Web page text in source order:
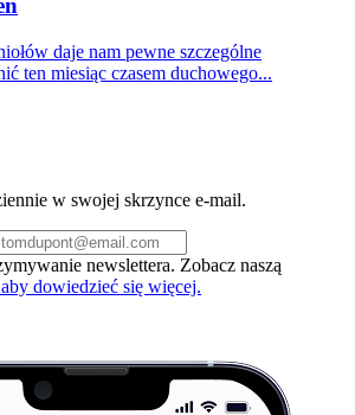
daje nam pewne szczególne
ten miesiąc czasem duchowego...
w swojej skrzynce e-mail.
newslettera. Zobacz naszą
dowiedzieć się więcej.